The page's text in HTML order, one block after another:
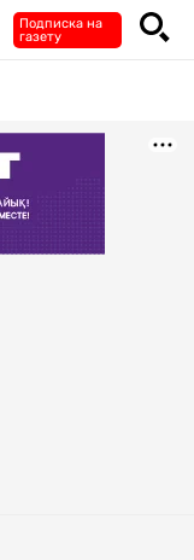
Подписка на
газету